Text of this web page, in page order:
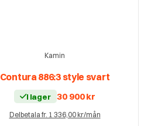
Kamin
Contura 886:3 style svart
I lager 30 900kr
Delbetala fr. 1 336,00 kr/mån